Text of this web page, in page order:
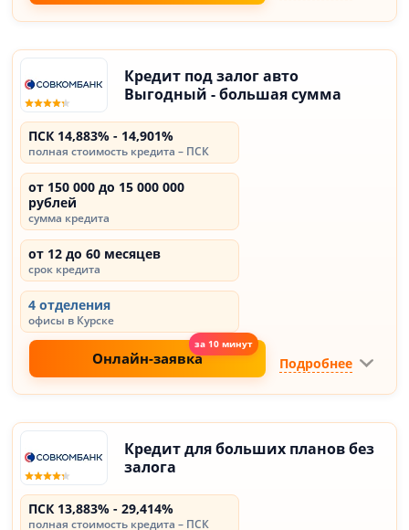
Кредит под залог авто
Выгодный - большая сумма
ПСК 14,883% - 14,901%
полная стоимость кредита – ПСК
от 150 000 до 15 000 000
рублей
сумма кредита
от 12 до 60 месяцев
срок кредита
4 отделения
офисы в Курске
Онлайн-заявка Подробнее
Кредит для больших планов без
залога
ПСК 13,883% - 29,414%
полная стоимость кредита – ПСК